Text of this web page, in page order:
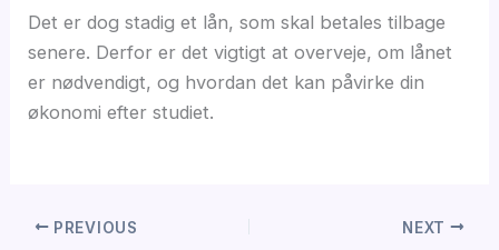
Det er dog stadig et lån, som skal betales tilbage
senere. Derfor er det vigtigt at overveje, om lånet
er nødvendigt, og hvordan det kan påvirke din
økonomi efter studiet.
PREVIOUS NEXT